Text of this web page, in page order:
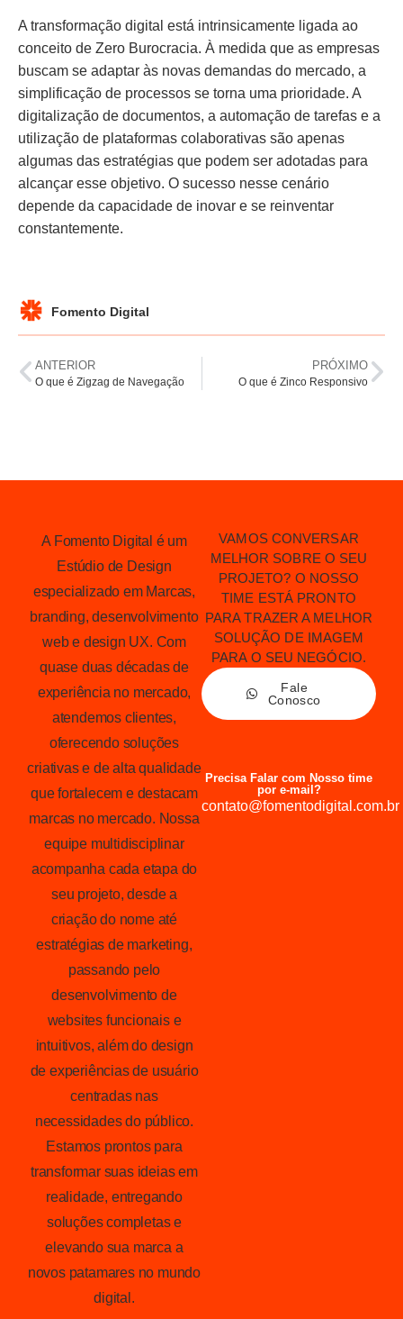
A transformação digital está intrinsicamente ligada ao
conceito de Zero Burocracia. À medida que as empresas
buscam se adaptar às novas demandas do mercado, a
simplificação de processos se torna uma prioridade. A
digitalização de documentos, a automação de tarefas e a
utilização de plataformas colaborativas são apenas
algumas das estratégias que podem ser adotadas para
alcançar esse objetivo. O sucesso nesse cenário
depende da capacidade de inovar e se reinventar
constantemente.
Fomento Digital
ANTERIOR
O que é Zigzag de Navegação
PRÓXIMO
O que é Zinco Responsivo
A Fomento Digital é um
Estúdio de Design
especializado em Marcas,
branding, desenvolvimento
web e design UX. Com
quase duas décadas de
experiência no mercado,
atendemos clientes,
oferecendo soluções
criativas e de alta qualidade
que fortalecem e destacam
marcas no mercado. Nossa
equipe multidisciplinar
acompanha cada etapa do
seu projeto, desde a
criação do nome até
estratégias de marketing,
passando pelo
desenvolvimento de
websites funcionais e
intuitivos, além do design
de experiências de usuário
centradas nas
necessidades do público.
Estamos prontos para
transformar suas ideias em
realidade, entregando
soluções completas e
elevando sua marca a
novos patamares no mundo
digital.
VAMOS CONVERSAR
MELHOR SOBRE O SEU
PROJETO? O NOSSO
TIME ESTÁ PRONTO
PARA TRAZER A MELHOR
SOLUÇÃO DE IMAGEM
PARA O SEU NEGÓCIO.
Fale
Conosco
Precisa Falar com Nosso time
por e-mail?
contato@fomentodigital.com.br